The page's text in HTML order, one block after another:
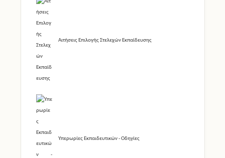
Αιτήσεις Επιλογής Στελεχών Εκπαίδευσης
Υπερωρίες Εκπαιδευτικών - Οδηγίες